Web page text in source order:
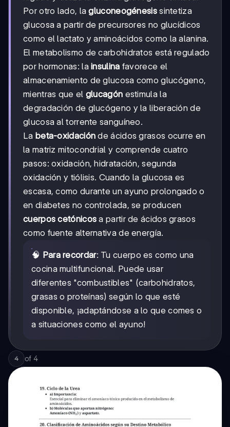
Por otro lado, lagluconeogénesissintetiza
glucosa a partir de precursores no glucídicos
como el lactato y aminoácidos como la alanina.
El metabolismo de carbohidratos está regulado
por hormonas: lainsulina favorece el
almacenamiento de glucosa como glucógeno,
mientras que el glucagón estimula la
degradación de glucógeno y la liberación de
glucosa al torrente sanguíneo.
La beta-oxidación de ácidos grasos ocurre en
la matriz mitocondrial y comprende cuatro
pasos: oxidación, hidratación, segunda
oxidación y tiólisis. Cuando la glucosa es
escasa, como durante un ayuno prolongado o
en diabetes no controlada, se producen
cuerpos cetónicos a partir de ácidos grasos
como fuente alternativa de energía.
🧠 Para recordar: Tu cuerpo es como una
cocina multifuncional. Puede usar
diferentes "combustibles" (carbohidratos,
grasas o proteínas) según lo que esté
disponible, ¡adaptándose a lo que comes o
a situaciones como el ayuno!
4 of 4